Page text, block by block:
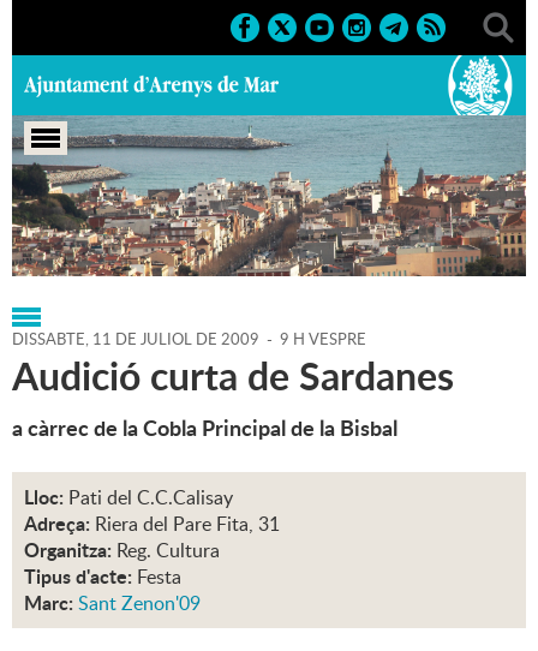
Portada > Regidories > Cultura > Agenda > 11-07-2009
DISSABTE, 11 DE JULIOL DE 2009 - 9 H VESPRE
Audició curta de Sardanes
a càrrec de la Cobla Principal de la Bisbal
Lloc: Pati del C.C.Calisay
Adreça: Riera del Pare Fita, 31
Organitza: Reg. Cultura
Tipus d'acte: Festa
Marc: Sant Zenon'09